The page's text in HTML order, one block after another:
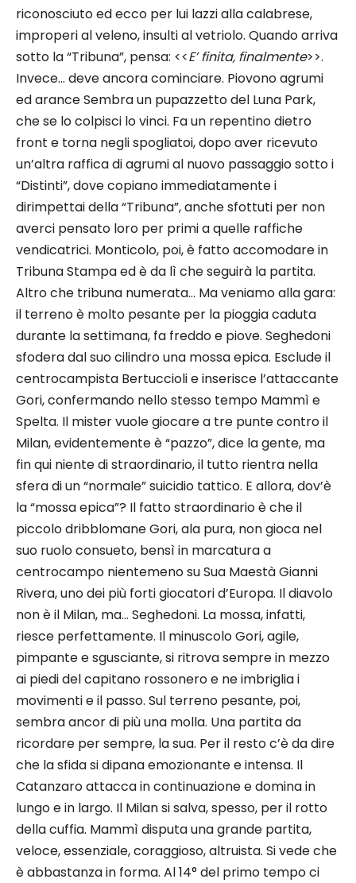
riconosciuto ed ecco per lui lazzi alla calabrese,
improperi al veleno, insulti al vetriolo. Quando arriva
sotto la “Tribuna”, pensa: <<E’ finita, finalmente>>.
Invece… deve ancora cominciare. Piovono agrumi
ed arance Sembra un pupazzetto del Luna Park,
che se lo colpisci lo vinci. Fa un repentino dietro
front e torna negli spogliatoi, dopo aver ricevuto
un’altra raffica di agrumi al nuovo passaggio sotto i
“Distinti”, dove copiano immediatamente i
dirimpettai della “Tribuna”, anche sfottuti per non
averci pensato loro per primi a quelle raffiche
vendicatrici. Monticolo, poi, è fatto accomodare in
Tribuna Stampa ed è da lì che seguirà la partita.
Altro che tribuna numerata… Ma veniamo alla gara:
il terreno è molto pesante per la pioggia caduta
durante la settimana, fa freddo e piove. Seghedoni
sfodera dal suo cilindro una mossa epica. Esclude il
centrocampista Bertuccioli e inserisce l’attaccante
Gori, confermando nello stesso tempo Mammì e
Spelta. Il mister vuole giocare a tre punte contro il
Milan, evidentemente è “pazzo”, dice la gente, ma
fin qui niente di straordinario, il tutto rientra nella
sfera di un “normale” suicidio tattico. E allora, dov’è
la “mossa epica”? Il fatto straordinario è che il
piccolo dribblomane Gori, ala pura, non gioca nel
suo ruolo consueto, bensì in marcatura a
centrocampo nientemeno su Sua Maestà Gianni
Rivera, uno dei più forti giocatori d’Europa. Il diavolo
non è il Milan, ma… Seghedoni. La mossa, infatti,
riesce perfettamente. Il minuscolo Gori, agile,
pimpante e sgusciante, si ritrova sempre in mezzo
ai piedi del capitano rossonero e ne imbriglia i
movimenti e il passo. Sul terreno pesante, poi,
sembra ancor di più una molla. Una partita da
ricordare per sempre, la sua. Per il resto c’è da dire
che la sfida si dipana emozionante e intensa. Il
Catanzaro attacca in continuazione e domina in
lungo e in largo. Il Milan si salva, spesso, per il rotto
della cuffia. Mammì disputa una grande partita,
veloce, essenziale, coraggioso, altruista. Si vede che
è abbastanza in forma. Al 14° del primo tempo ci